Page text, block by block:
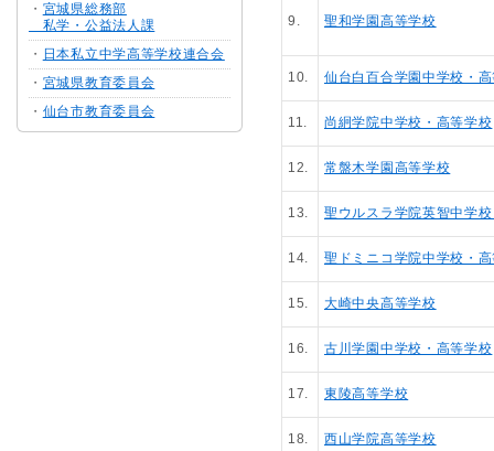
9. 聖和学園高等学校
10. 仙台白百合学園中学校・
11. 尚絅学院中学校・高等学校
12. 常盤木学園高等学校
13. 聖ウルスラ学院英智中学
14. 聖ドミニコ学院中学校・
15. 大崎中央高等学校
16. 古川学園中学校・高等学校
17. 東陵高等学校
18. 西山学院高等学校
・ 宮城県総務部
私学・公益法人課
・ 日本私立中学高等学校連合会
・ 宮城県教育委員会
・ 仙台市教育委員会